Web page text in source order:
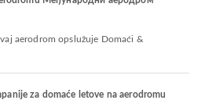
za domaće letove na aerodromu